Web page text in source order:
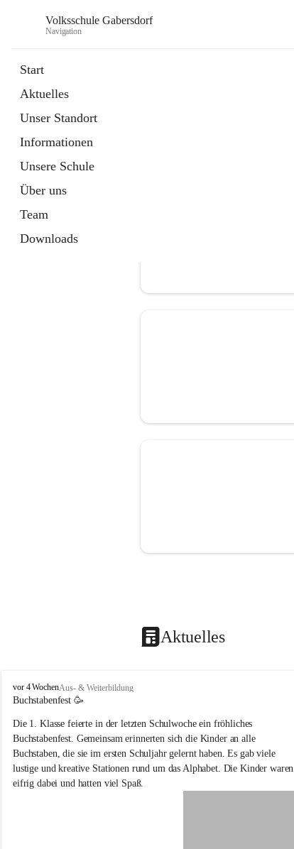
Volksschule Gabersdorf
Navigation
Start
Aktuelles
Unser Standort
Informationen
Unsere Schule
Über uns
Team
Downloads
Aktuelles
V
o
k
s
s
c
h
u
vor 4 WochenAus- & Weiterbildung
Buchstabenfest 🥳
Die 1. Klasse feierte in der letzten Schulwoche ein fröhliches
Buchstabenfest. Gemeinsam erinnerten sich die Kinder an alle
Buchstaben, die sie im ersten Schuljahr gelernt haben. Es gab viele
lustige und kreative Stationen rund um das Alphabet. Die Kinder waren
eifrig dabei und hatten viel Spaß.